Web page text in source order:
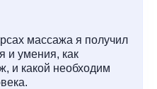
массажа я получил
и умения, как
и какой необходим